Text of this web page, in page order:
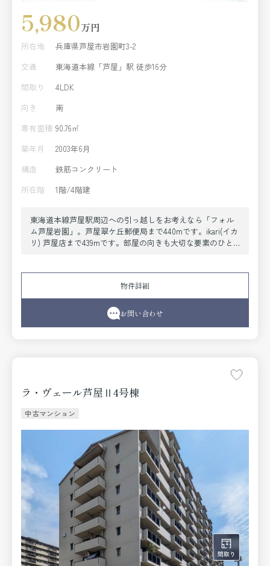
5,980万円
所在地
兵庫県芦屋市岩園町3-2
交通
東海道本線「芦屋」駅 徒歩16分
間取り
4LDK
向き
南
専有面積 90.76㎡
築年月
2003年6月
構造
鉄筋コンクリート
所在階
1階/4階建
東海道本線芦屋駅周辺への引っ越しをお考えなら「フォル
ム芦屋岩園」。芦屋翠ケ丘郵便局まで440mです。ikari(イカ
リ) 芦屋店まで439mです。部屋の向きも大切な要素のひと
い。経験豊富な当社スタッフがしっかりとサポートいたし
物件詳細
お問い合わせ
ラ・ヴェール芦屋Ⅱ4号棟
中古マンション